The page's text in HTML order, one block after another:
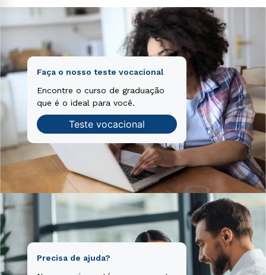
Faça o nosso teste vocacional
Encontre o curso de graduação
que é o ideal para você.
Teste vocacional
Precisa de ajuda?